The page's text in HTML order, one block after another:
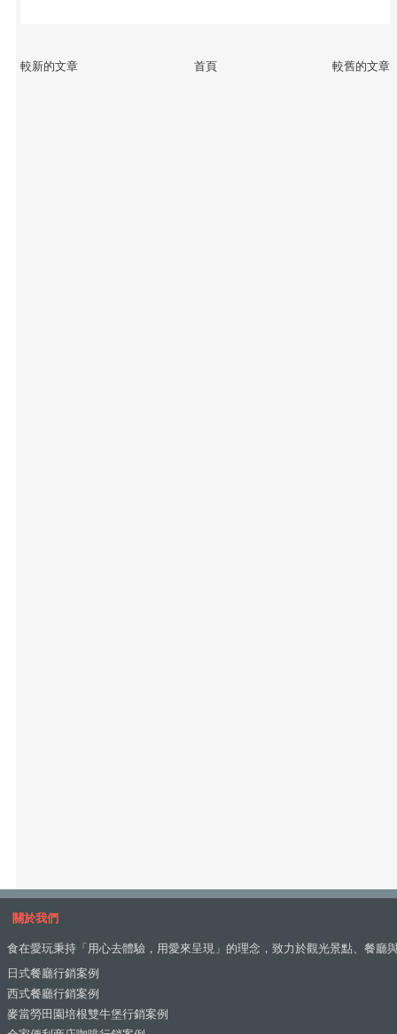
較新的文章 較舊的文章
首頁
關於我們
食在愛玩秉持「用心去體驗，用愛來呈現」的理念，致力於觀光景點、餐廳
日式餐廳行銷案例
西式餐廳行銷案例
麥當勞田園培根雙牛堡行銷案例